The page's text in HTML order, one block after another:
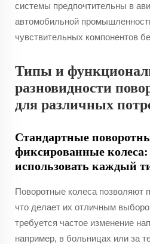
системы предпочтительны в
автомобильной
чувствительных компонентов
Типы и
разновидности
для различных
Стандартные
фиксированные колеса:
использовать каждый
Поворотные колеса позволяют
что делает их отличным
требуется частое изменение
например, в больницах или за